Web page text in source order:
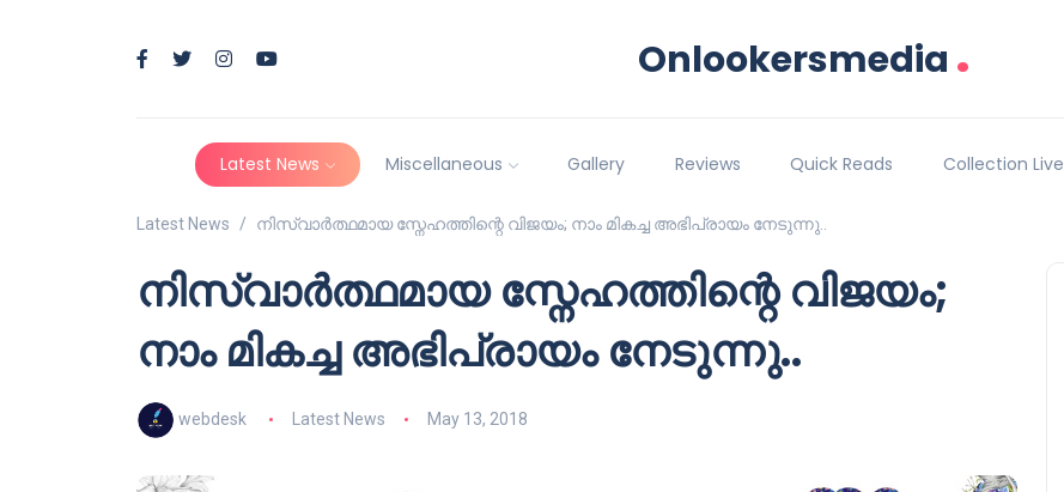
Onlookersmedia .
Latest News Miscellaneous Gallery Reviews Quick Reads Collection Live
Latest News നിസ്വാർത്ഥമായ സ്നേഹത്തിന്റെ വിജയം; നാം മികച്ച അഭിപ്രായം നേടുന്നു..
നിസ്വാർത്ഥമായ സ്നേഹത്തിന്റെ വിജയം;
നാം മികച്ച അഭിപ്രായം നേടുന്നു..
webdesk Latest News May 13, 2018